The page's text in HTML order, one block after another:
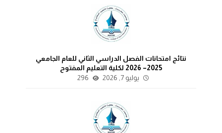
نتائج امتحانات الفصل الدراسي الثاني للعام الجامعي
2025– 2026 لكلية التعليم المفتوح
يوليو 7, 2026
296